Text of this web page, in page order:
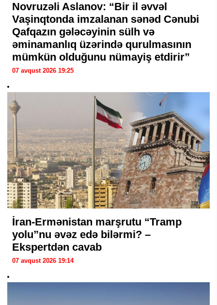
Novruzəli Aslanov: “Bir il əvvəl
Vaşinqtonda imzalanan sənəd Cənubi
Qafqazın gələcəyinin sülh və
əminamanlıq üzərində qurulmasının
mümkün olduğunu nümayiş etdirir”
07 avqust 2026 19:25
İran-Ermənistan marşrutu “Tramp
yolu”nu əvəz edə bilərmi? –
Ekspertdən cavab
07 avqust 2026 19:14